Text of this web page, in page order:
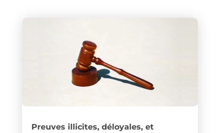
Preuves illicites, déloyales, et